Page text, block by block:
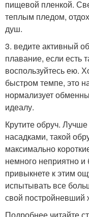
пищевой пленкой.
теплым пледом,
душ.
3. ведите активный
плавание, если есть
воспользуйтесь ею.
быстром темпе, это
нормализует
идеалу.
Крутите обруч.
насадками, такой
максимально
немного неприятно
привыкнете к этим
испытывать все
свой постройневший
Подробнее читайте